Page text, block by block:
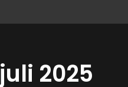
juli 2025